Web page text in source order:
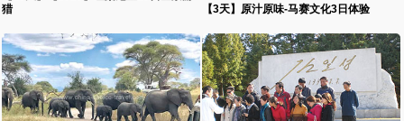
猎
【3天】原汁原味-马赛文化3日体验